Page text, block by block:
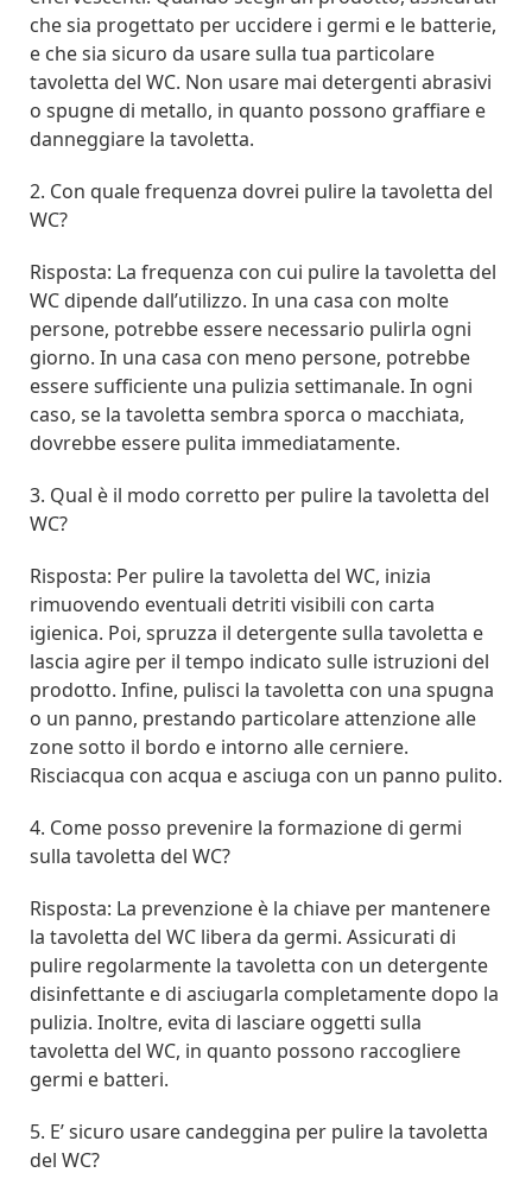
che sia progettato per uccidere i germi e le batterie,
e che sia sicuro da usare sulla tua particolare
tavoletta del WC. Non usare mai detergenti abrasivi
o spugne di metallo, in quanto possono graffiare e
danneggiare la tavoletta.
2. Con quale frequenza dovrei pulire la tavoletta del
WC?
Risposta: La frequenza con cui pulire la tavoletta del
WC dipende dall’utilizzo. In una casa con molte
persone, potrebbe essere necessario pulirla ogni
giorno. In una casa con meno persone, potrebbe
essere sufficiente una pulizia settimanale. In ogni
caso, se la tavoletta sembra sporca o macchiata,
dovrebbe essere pulita immediatamente.
3. Qual è il modo corretto per pulire la tavoletta del
WC?
Risposta: Per pulire la tavoletta del WC, inizia
rimuovendo eventuali detriti visibili con carta
igienica. Poi, spruzza il detergente sulla tavoletta e
lascia agire per il tempo indicato sulle istruzioni del
prodotto. Infine, pulisci la tavoletta con una spugna
o un panno, prestando particolare attenzione alle
zone sotto il bordo e intorno alle cerniere.
Risciacqua con acqua e asciuga con un panno pulito.
4. Come posso prevenire la formazione di germi
sulla tavoletta del WC?
Risposta: La prevenzione è la chiave per mantenere
la tavoletta del WC libera da germi. Assicurati di
pulire regolarmente la tavoletta con un detergente
disinfettante e di asciugarla completamente dopo la
pulizia. Inoltre, evita di lasciare oggetti sulla
tavoletta del WC, in quanto possono raccogliere
germi e batteri.
5. E’ sicuro usare candeggina per pulire la tavoletta
del WC?